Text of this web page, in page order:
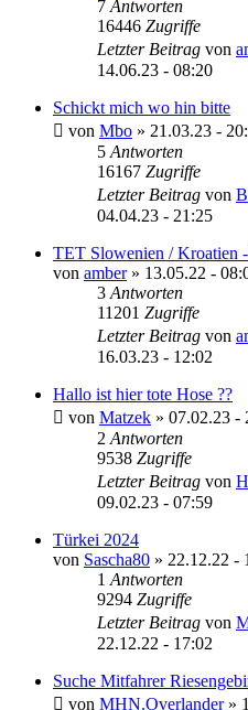
7 Antworten
16446 Zugriffe
Letzter Beitrag von
14.06.23 - 08:20
Schickt mich wo hin bitte
von Mbo » 21.03.23 -
5 Antworten
16167 Zugriffe
Letzter Beitrag von
04.04.23 - 21:25
TET Slowenien / Kroatien
von amber» 13.05.22 -
3 Antworten
11201 Zugriffe
Letzter Beitrag von
16.03.23 - 12:02
Hallo ist hier tote Hose ??
von Matzek » 07.02.23 -
2 Antworten
9538 Zugriffe
Letzter Beitrag von
09.02.23 - 07:59
Türkei 2024
von Sascha80 » 22.12.22 -
1 Antworten
9294 Zugriffe
Letzter Beitrag von
22.12.22 - 17:02
Suche Mitfahrer
von MHN.Overlander»